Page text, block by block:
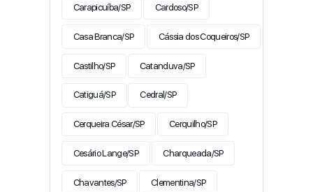
Carapicuíba/SP Cardoso/SP
Casa Branca/SP Cássia dos Coqueiros/SP
Castilho/SP Catanduva/SP
Catiguá/SP Cedral/SP
Cerqueira César/SP Cerquilho/SP
Cesário Lange/SP Charqueada/SP
Chavantes/SP Clementina/SP